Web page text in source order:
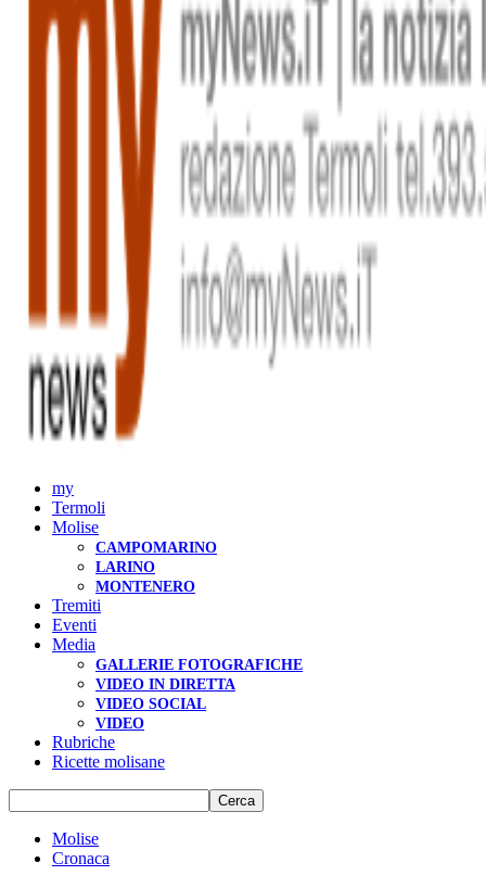
my
Termoli
Molise
CAMPOMARINO
LARINO
MONTENERO
Tremiti
Eventi
Media
GALLERIE FOTOGRAFICHE
VIDEO IN DIRETTA
VIDEO SOCIAL
VIDEO
Rubriche
Ricette molisane
Molise
Cronaca